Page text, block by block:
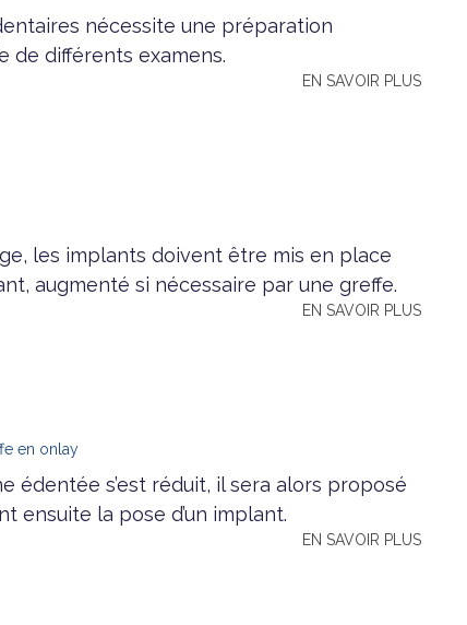
nécessite une préparation
de différents examens.
EN SAVOIR PLUS
les implants doivent être mis en place
augmenté si nécessaire par une greffe.
EN SAVOIR PLUS
en onlay
édentée s’est réduit, il sera alors proposé
ensuite la pose d’un implant.
EN SAVOIR PLUS